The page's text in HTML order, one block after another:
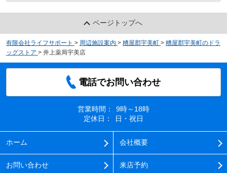
ページトップへ
有限会社ライフサポート > 周辺施設案内 > 糟屋郡宇美町 > 糟屋郡宇美町のドラ
ッグストア > 井上薬局宇美店
電話でお問い合わせ
営業時間：
9時～18時
定休日：
日・祝日
ホーム 会社概要
お問い合わせ 来店予約